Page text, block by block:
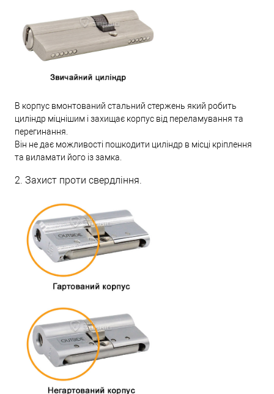
В корпус вмонтований стальний стержень який робить
циліндр міцнішим і захищає корпус від переламування та
перегинання.
Він не дає можливості пошкодити циліндр в місці кріплення
та виламати його із замка.
2. Захист проти свердління.